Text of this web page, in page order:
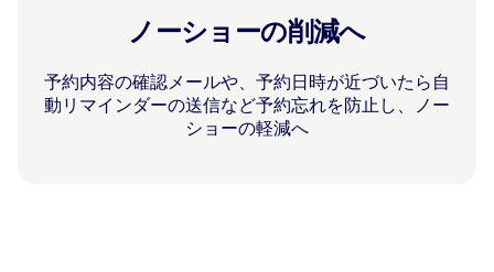
ノーショーの削減へ
予約内容の確認メールや、予約日時が近づいたら自
動リマインダーの送信など予約忘れを防止し、ノー
ショーの軽減へ